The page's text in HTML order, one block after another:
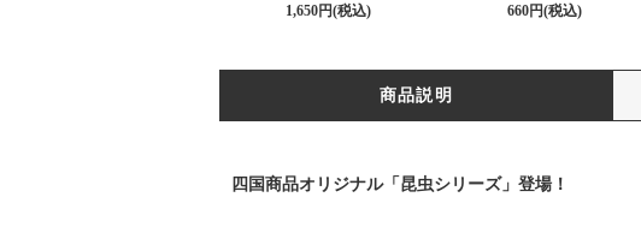
1,650円(税込)
660円(税込)
商品説明
四国商品オリジナル「昆虫シリーズ」登場！